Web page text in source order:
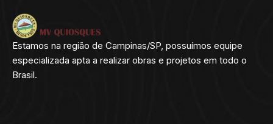
Estamos na região de Campinas/SP, possuímos equipe
especializada apta a realizar obras e projetos em todo o
Brasil.